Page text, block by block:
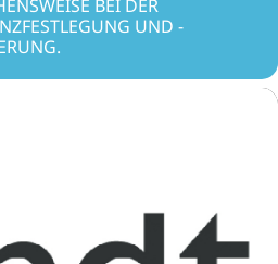
BEI DER
UND -